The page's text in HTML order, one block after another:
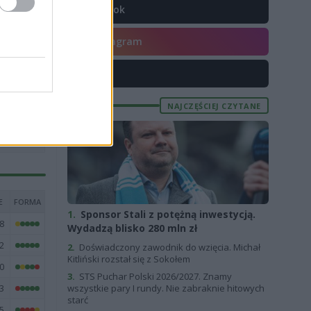
FORMA
TikTok
Instagram
NAJCZĘŚCIEJ CZYTANE
1. Sponsor Stali z potężną inwestycją.
Wydadzą blisko 280 mln zł
2. Doświadczony zawodnik do wzięcia. Michał
Kitliński rozstał się z Sokołem
3. STS Puchar Polski 2026/2027. Znamy
wszystkie pary I rundy. Nie zabraknie hitowych
starć